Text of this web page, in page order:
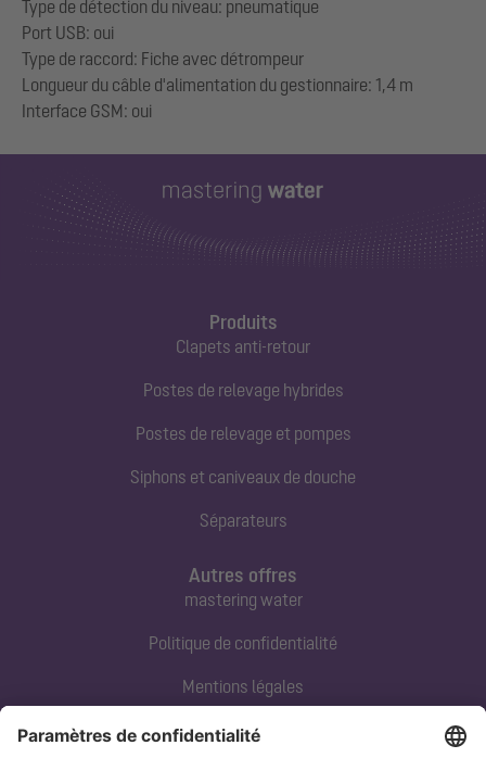
Type de détection du niveau: pneumatique
Port USB: oui
Type de raccord: Fiche avec détrompeur
Longueur du câble d'alimentation du gestionnaire: 1,4 m
Produits
Clapets anti-retour
Postes de relevage hybrides
Postes de relevage et pompes
Siphons et caniveaux de douche
Séparateurs
Contact direct
Autres offres
mastering water
Politique de confidentialité
Mentions légales